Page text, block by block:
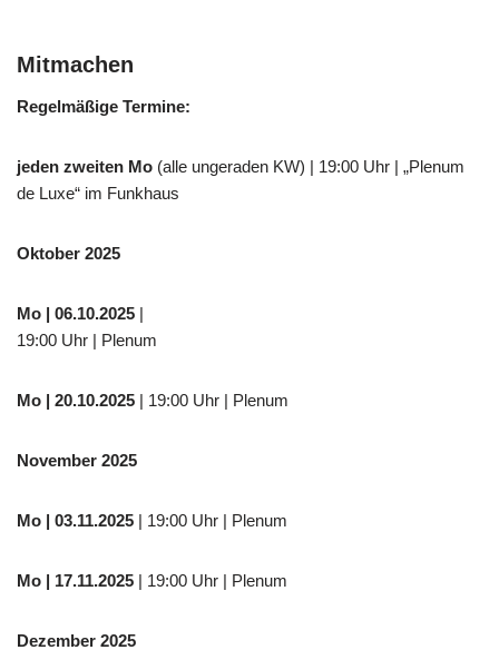
Mitmachen
Regelmäßige Termine:
jeden zweiten Mo (alle ungeraden KW) | 19:00 Uhr | „Plenum
de Luxe“ im Funkhaus
Oktober 2025
Mo | 06.10.2025 |
19:00 Uhr | Plenum
Mo | 20.10.2025 | 19:00 Uhr | Plenum
November 2025
Mo | 03.11.2025 | 19:00 Uhr | Plenum
Mo | 17.11.2025 | 19:00 Uhr | Plenum
Dezember 2025